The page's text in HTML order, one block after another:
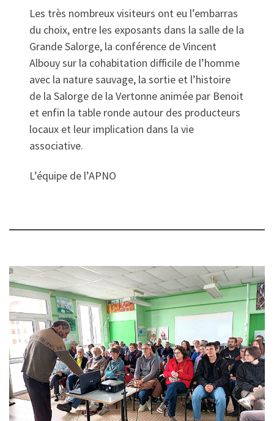
Les très nombreux visiteurs ont eu l’embarras
du choix, entre les exposants dans la salle de la
Grande Salorge, la conférence de Vincent
Albouy sur la cohabitation difficile de l’homme
avec la nature sauvage, la sortie et l’histoire
de la Salorge de la Vertonne animée par Benoit
et enfin la table ronde autour des producteurs
locaux et leur implication dans la vie
associative.
L’équipe de l’APNO